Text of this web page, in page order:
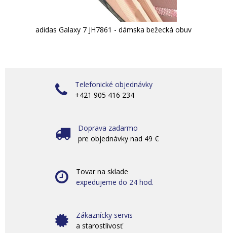
adidas Galaxy 7 JH7861 - dámska bežecká obuv
Telefonické objednávky
+421 905 416 234
Doprava zadarmo
pre objednávky nad 49 €
Tovar na sklade
expedujeme do 24 hod.
Zákaznícky servis
a starostlivosť